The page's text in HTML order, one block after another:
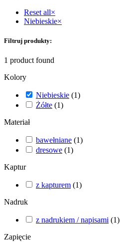
Reset all×
Niebieskie×
Filtruj produkty:
1 product found
Kolory
Niebieskie (1)
Żółte (1)
Materiał
bawełniane (1)
dresowe (1)
Kaptur
z kapturem (1)
Nadruk
z nadrukiem / napisami (1)
Zapięcie